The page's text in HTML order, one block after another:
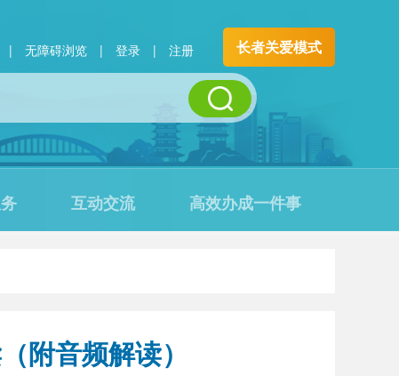
| 无障碍浏览 | 登录 | 注册 长者关爱模式
互动交流 高效办成一件事
附音频解读）